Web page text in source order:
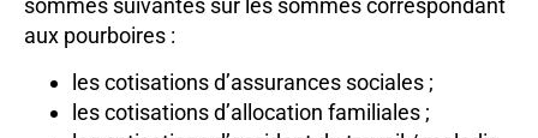
sommes suivantes sur les sommes correspondant
aux pourboires :
les cotisations d’assurances sociales ;
les cotisations d’allocation familiales ;